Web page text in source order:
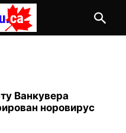
Ванкувера
норовирус